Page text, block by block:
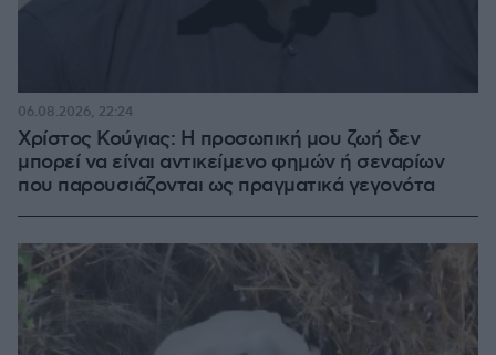
Χρίστος Κούγιας: Η προσωπική μου ζωή δεν
μπορεί να είναι αντικείμενο φημών ή σεναρίων
που παρουσιάζονται ως πραγματικά γεγονότα
06.08.2026, 22:24